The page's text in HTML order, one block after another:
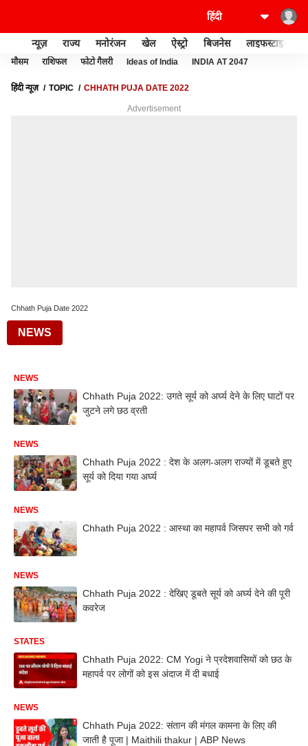
न्यूज़ राज्य मनोरंजन खेल ऐस्ट्रो बिजनेस लाइफस्टाइल
मौसम राशिफल फोटो गैलरी Ideas of India INDIA AT 2047
हिंदी न्यूज़ TOPIC CHHATH PUJA DATE 2022
Advertisement
Chhath Puja Date 2022
NEWS
NEWS
Chhath Puja 2022: उगते सूर्य को अर्घ्य देने के लिए घाटों पर
जुटने लगे छठ व्रती
NEWS
Chhath Puja 2022 : देश के अलग-अलग राज्यों में डूबते हुए
सूर्य को दिया गया अर्घ्य
NEWS
Chhath Puja 2022 : आस्था का महापर्व जिसपर सभी को गर्व
NEWS
Chhath Puja 2022 : देखिए डूबते सूर्य को अर्घ्य देने की पूरी
कवरेज
STATES
Chhath Puja 2022: CM Yogi ने प्रदेशवासियों को छठ के
महापर्व पर लोगों को इस अंदाज में दी बधाई
NEWS
Chhath Puja 2022: संतान की मंगल कामना के लिए की
जाती है पूजा | Maithili thakur | ABP News